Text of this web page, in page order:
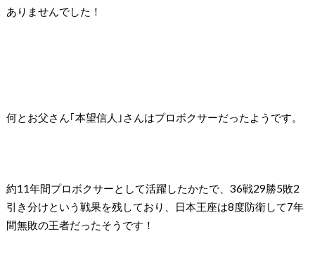
ありませんでした！
何とお父さん｢本望信人｣さんはプロボクサーだったようです。
約11年間プロボクサーとして活躍したかたで、36戦29勝5敗2
引き分けという戦果を残しており、日本王座は8度防衛して7年
間無敗の王者だったそうです！